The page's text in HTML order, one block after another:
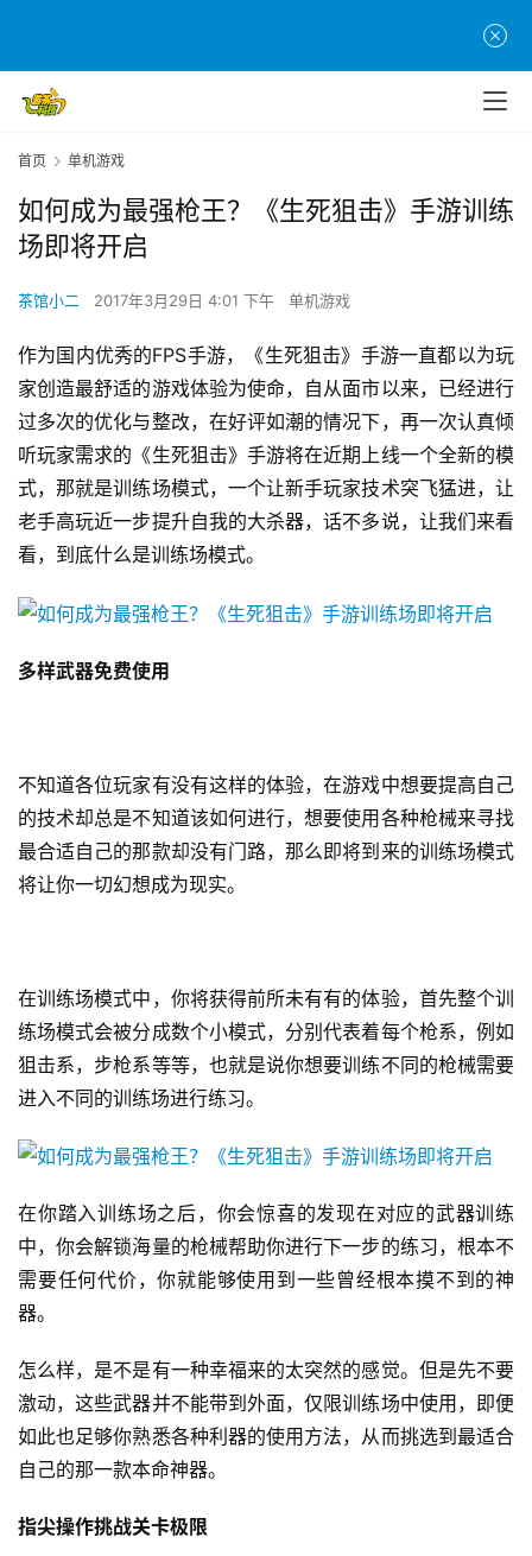
页
游
茶
创
首页 单机游戏
如何成为最强枪王？《生死狙击》手游训练
场即将开启
茶馆小二 2017年3月29日 4:01 下午 单机游戏
作为国内优秀的FPS手游，《生死狙击》手游一直都以为玩
家创造最舒适的游戏体验为使命，自从面市以来，已经进行
过多次的优化与整改，在好评如潮的情况下，再一次认真倾
听玩家需求的《生死狙击》手游将在近期上线一个全新的模
式，那就是训练场模式，一个让新手玩家技术突飞猛进，让
老手高玩近一步提升自我的大杀器，话不多说，让我们来看
看，到底什么是训练场模式。
多样武器免费使用
不知道各位玩家有没有这样的体验，在游戏中想要提高自己
的技术却总是不知道该如何进行，想要使用各种枪械来寻找
最合适自己的那款却没有门路，那么即将到来的训练场模式
将让你一切幻想成为现实。
在训练场模式中，你将获得前所未有有的体验，首先整个训
练场模式会被分成数个小模式，分别代表着每个枪系，例如
狙击系，步枪系等等，也就是说你想要训练不同的枪械需要
进入不同的训练场进行练习。
在你踏入训练场之后，你会惊喜的发现在对应的武器训练
中，你会解锁海量的枪械帮助你进行下一步的练习，根本不
需要任何代价，你就能够使用到一些曾经根本摸不到的神
器。
怎么样，是不是有一种幸福来的太突然的感觉。但是先不要
激动，这些武器并不能带到外面，仅限训练场中使用，即便
如此也足够你熟悉各种利器的使用方法，从而挑选到最适合
自己的那一款本命神器。
指尖操作挑战关卡极限